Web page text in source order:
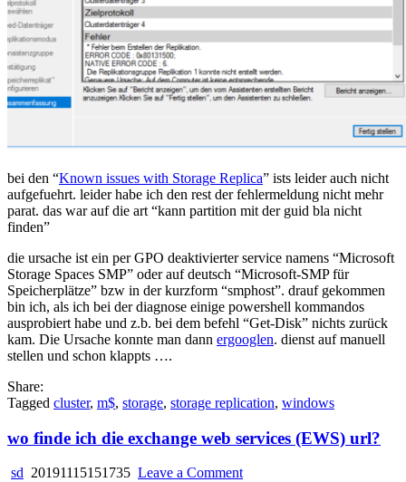
bei den “Known issues with Storage Replica” ists leider auch nicht
aufgefuehrt. leider habe ich den rest der fehlermeldung nicht mehr
parat. das war auf die art “kann partition mit der guid bla nicht
finden”
die ursache ist ein per GPO deaktivierter service namens “Microsoft
Storage Spaces SMP” oder auf deutsch “Microsoft-SMP für
Speicherplätze” bzw in der kurzform “smphost”. drauf gekommen
bin ich, als ich bei der diagnose einige powershell kommandos
ausprobiert habe und z.b. bei dem befehl “Get-Disk” nichts zurück
kam. Die Ursache konnte man dann ergooglen. dienst auf manuell
stellen und schon klappts ….
Share:
Tagged cluster, m$, storage, storage replication, windows
wo finde ich die exchange web services (EWS) url?
sd 20191115151735 Leave a Commenton